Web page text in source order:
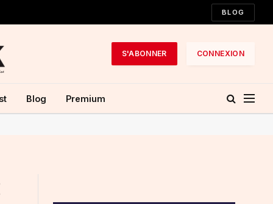
BLOG
S'ABONNER CONNEXION
Blog Premium